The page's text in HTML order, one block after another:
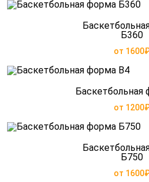
Б360
от
Баскетбольная
от
Б750
от